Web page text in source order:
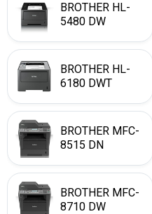
BROTHER HL-
5480 DW
BROTHER HL-
6180 DWT
BROTHER MFC-
8515 DN
BROTHER MFC-
8710 DW